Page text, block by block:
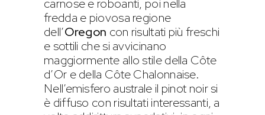
carnose e roboanti, poi nella
fredda e piovosa regione
dell’Oregon con risultati più freschi
e sottili che si avvicinano
maggiormente allo stile della Côte
d’Or e della Côte Chalonnaise.
Nell’emisfero australe il pinot noir si
è diffuso con risultati interessanti, a